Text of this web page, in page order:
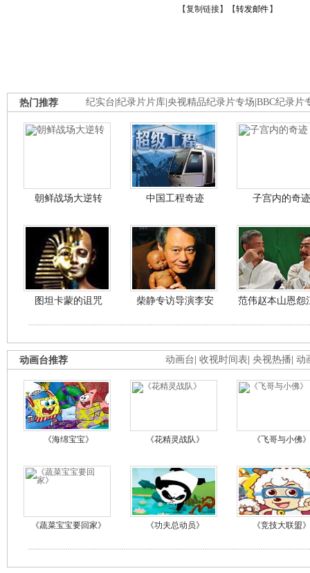
【复制链接】【转发邮件 】
纪实台 纪录片片库 央视精品纪录片专场 BBC纪录片
热门推荐
朝鲜战场大逆转 中国工程奇迹 子宫内的奇迹
图坦卡蒙的诅咒 柴静专访导演李安 范伟赵本山恩怨
动画台 收视时间表 央视热播 动
动画台推荐
《海绵宝宝》 《花精灵战队》 《飞哥与小佛》
《蔬菜宝宝要回家》 《功夫总动员》 《竞技大联盟》